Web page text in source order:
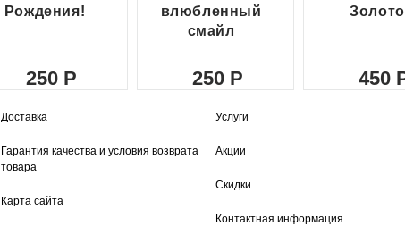
Рождения!
250
влюбленный
смайл
250
Золото
450
Доставка
Гарантия качества и условия возврата
товара
Карта сайта
Услуги
Акции
Скидки
Контактная информация